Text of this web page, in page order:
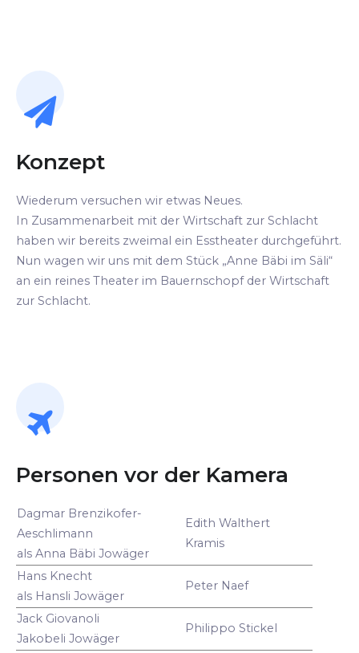
Konzept
Wiederum versuchen wir etwas Neues.
In Zusammenarbeit mit der Wirtschaft zur Schlacht
haben wir bereits zweimal ein Esstheater durchgeführt.
Nun wagen wir uns mit dem Stück „Anne Bäbi im Säli“
an ein reines Theater im Bauernschopf der Wirtschaft
zur Schlacht.
Personen vor der Kamera
Dagmar Brenzikofer-
Aeschlimann
als Anna Bäbi Jowäger
Edith Walthert
Kramis
Hans Knecht
als Hansli Jowäger
Peter Naef
Jack Giovanoli
Jakobeli Jowäger
Philippo Stickel